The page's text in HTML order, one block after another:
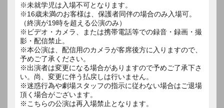
※未就学児は入場不可となります。
※16歳未満のお客様は、保護者同伴の場合のみ入場可。
（終演が19時を超える公演のみ）
※ビデオ・カメラ、または携帯電話等での録音・録画・撮
影・配信禁止。
※本公演は、配信用のカメラが客席後方に入りますので、
予めご了承ください。
※出演者は変更になる場合がありますので予めご了承下さ
い。尚、変更に伴う払戻しは行いません。
※迷惑行為や劇場スタッフの指示に従わない場合はご退場
頂く場合がございます。
※こちらの公演は再入場禁止となります。